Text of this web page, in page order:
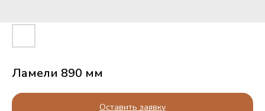
Ламели 890 мм
Оставить заявку